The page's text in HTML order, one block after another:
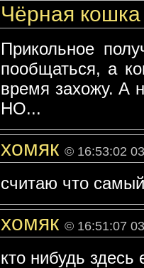
Чёрная
Прикольное
пообщаться, а
время захожу. А
НО...
хомяк © 16:53:02
считаю что
хомяк © 16:51:07
кто нибудь здесь